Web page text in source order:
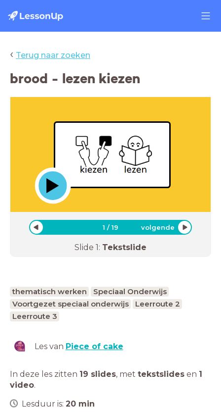
‹ Terug naar zoeken
brood - lezen kiezen
1 /19 volgende
Slide 1: Tekstslide
thematisch werken
Speciaal Onderwijs
Voortgezet speciaal onderwijs
Leerroute 2
Leerroute 3
Les van Piece of cake
In deze les zitten 19 slides, met tekstslides en 1
video.
Lesduur is: 20 min